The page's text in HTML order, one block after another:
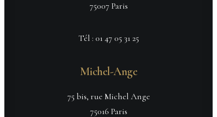
75007 Paris
Tél : 01 47 05 31 25
Michel-Ange
75 bis, rue Michel Ange
75016 Paris